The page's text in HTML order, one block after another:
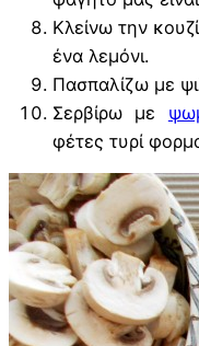
Κλείνω την
ένα λεμόνι.
Πασπαλίζω με
Σερβίρω με
φέτες τυρί